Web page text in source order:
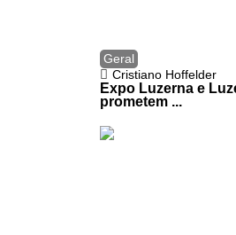
Geral
Cristiano Hoffelder
Expo Luzerna e
prometem ...